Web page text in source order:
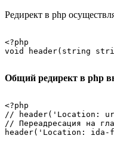
Редирект в php
<?php
Общий редирект в php
<?php
// header('Location:
// Переадресация на